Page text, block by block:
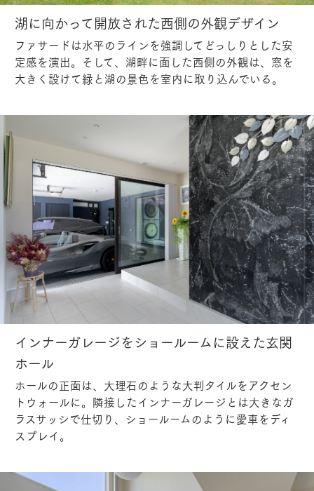
湖に向かって開放された西側の外観デザイン
ファサードは水平のラインを強調してどっしりとした安
定感を演出。そして、湖畔に面した西側の外観は、窓を
大きく設けて緑と湖の景色を室内に取り込んでいる。
インナーガレージをショールームに設えた玄関
ホール
ホールの正面は、大理石のような大判タイルをアクセン
トウォールに。隣接したインナーガレージとは大きなガ
ラスサッシで仕切り、ショールームのように愛車をディ
スプレイ。